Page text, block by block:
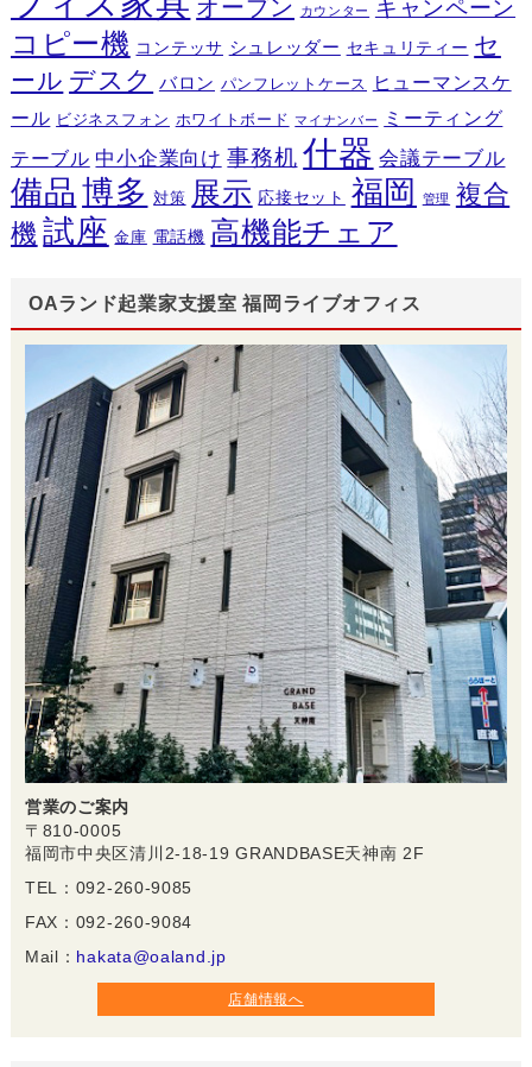
オープン カウンター キャンペーン
コピー機 コンテッサ シュレッダー セキュリティー セ
ール デスク バロン パンフレットケース
ヒューマンスケ
ール ビジネスフォン ホワイトボード マイナンバー
ミーティング
テーブル 中小企業向け 事務机 什器 会議テーブル
備品 博多 対策 展示 応接セット 福岡 管理 複合
機 試座 金庫 電話機 高機能チェア
OAランド起業家支援室 福岡ライブオフィス
営業のご案内
〒810-0005
福岡市中央区清川2-18-19 GRANDBASE天神南 2F
TEL：092-260-9085
FAX：092-260-9084
Mail： hakata@oaland.jp
店舗情報へ